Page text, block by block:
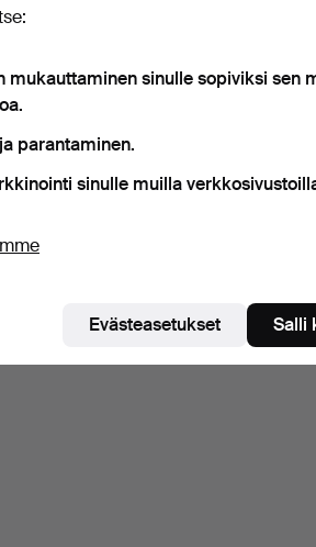
mukauttaminen sinulle sopiviksi sen
parantaminen.
sinulle muilla
Evästeasetukset Salli